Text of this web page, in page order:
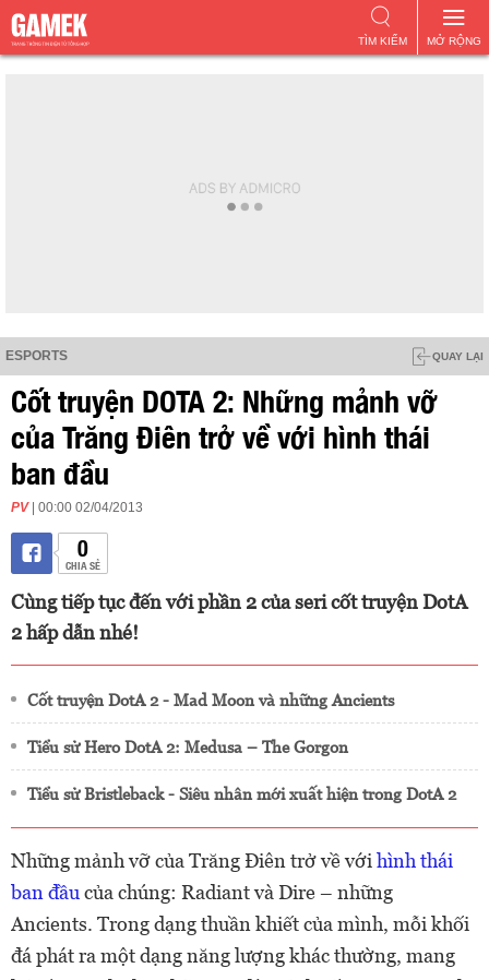
MỞ RỘNG
TÌM KIẾM
ESPORTS QUAY LẠI
Cốt truyện DOTA 2: Những mảnh vỡ
của Trăng Điên trở về với hình thái
ban đầu
PV | 00:00 02/04/2013
0
CHIA SẺ
Cùng tiếp tục đến với phần 2 của seri cốt truyện DotA
2 hấp dẫn nhé!
Cốt truyện DotA 2 - Mad Moon và những Ancients
Tiểu sử Hero DotA 2: Medusa – The Gorgon
Tiểu sử Bristleback - Siêu nhân mới xuất hiện trong DotA 2
Những mảnh vỡ của Trăng Điên trở về với hình thái
ban đầu của chúng: Radiant và Dire – những
Ancients. Trong dạng thuần khiết của mình, mỗi khối
đá phát ra một dạng năng lượng khác thường, mang